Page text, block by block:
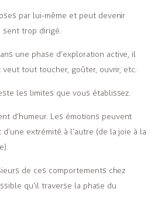
par lui-même et peut devenir
sent trop dirigé.
une phase d’exploration active, il
tout toucher, goûter, ouvrir, etc.
les limites que vous établissez.
d’humeur. Les émotions peuvent
extrémité à l’autre (de la joie à la
de ces comportements chez
qu’il traverse la phase du